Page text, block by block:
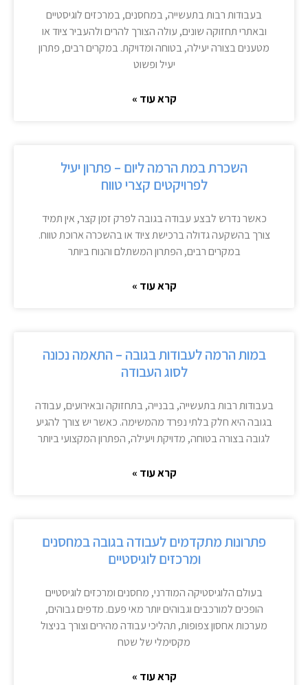
בעבודות רבות בתעשייה, במחסנים, במרכזים לוגיסטיים
ובאתרי תחזוקה שונים, עולה הצורך להרים ולהעביר ציוד או
מטענים בצורה יעילה, בטוחה ומדויקת. במקרים רבים, פתרון
יעיל ופשוט
קרא עוד »
השכרת במת הרמה ליום – פתרון יעיל
לפרויקטים קצרי טווח
כאשר נדרש לבצע עבודה בגובה לפרק זמן קצר, אין תמיד
צורך בהשקעה גדולה ברכישת ציוד או בהשכרה ארוכת טווח.
במקרים רבים, הפתרון המשתלם והנוח ביותר
קרא עוד »
במות הרמה לעבודות בגובה – התאמה נכונה
לסוג העבודה
בעבודות רבות בתעשייה, בבנייה, בתחזוקה ובאירועים, עבודה
בגובה היא חלק בלתי נפרד מהמשימה. כאשר יש צורך להגיע
לגובה בצורה בטוחה, מדויקת ויעילה, הפתרון המקצועי ביותר
קרא עוד »
פתרונות מתקדמים לעבודה בגובה במחסנים
ומרכזים לוגיסטיים
בעולם הלוגיסטיקה המודרני, מחסנים ומרכזים לוגיסטיים
הופכים למורכבים וגבוהים יותר מאי פעם. מדפים גבוהים,
מערכות אחסון צפופות, תהליכי עבודה מהירים וצורך בניצול
מקסימלי של שטח
קרא עוד »